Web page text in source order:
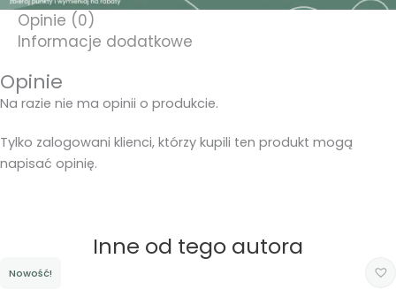
Opinie (0)
Informacje dodatkowe
Opinie
Na razie nie ma opinii o produkcie.
Tylko zalogowani klienci, którzy kupili ten produkt mogą
napisać opinię.
Inne od tego autora
Nowość!